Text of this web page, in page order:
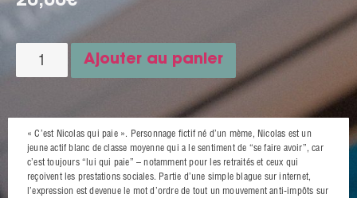
Ajouter au panier
« C’est Nicolas qui paie ». Personnage fictif né d’un mème, Nicolas est un
jeune actif blanc de classe moyenne qui a le sentiment de “se faire avoir”, car
c’est toujours “lui qui paie” – notamment pour les retraités et ceux qui
reçoivent les prestations sociales. Partie d’une simple blague sur internet,
l’expression est devenue le mot d’ordre de tout un mouvement anti-impôts sur